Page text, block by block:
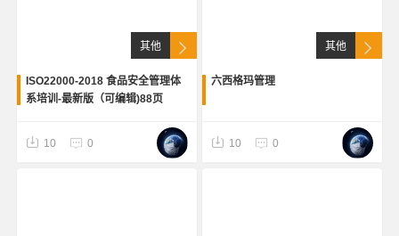
其他
ISO22000-2018 食品安全管理体
系培训-最新版（可编辑)88页
10 0
其他
六西格玛管理
10 0